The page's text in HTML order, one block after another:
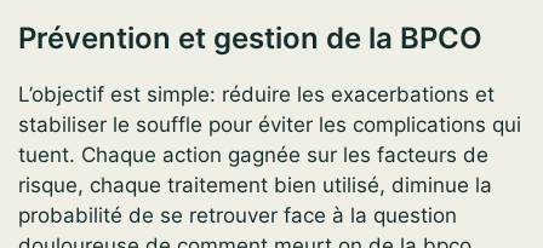
Prévention et gestion de la BPCO
L’objectif est simple: réduire les exacerbations et
stabiliser le souffle pour éviter les complications qui
tuent. Chaque action gagnée sur les facteurs de
risque, chaque traitement bien utilisé, diminue la
probabilité de se retrouver face à la question